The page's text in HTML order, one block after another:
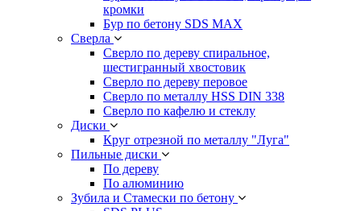
кромки
Бур по бетону SDS MAX
Сверла
Сверло по дереву спиральное,
шестигранный хвостовик
Сверло по дереву перовое
Сверло по металлу HSS DIN 338
Сверло по кафелю и стеклу
Диски
Круг отрезной по металлу "Луга"
Пильные диски
По дереву
По алюминию
Зубила и Стамески по бетону